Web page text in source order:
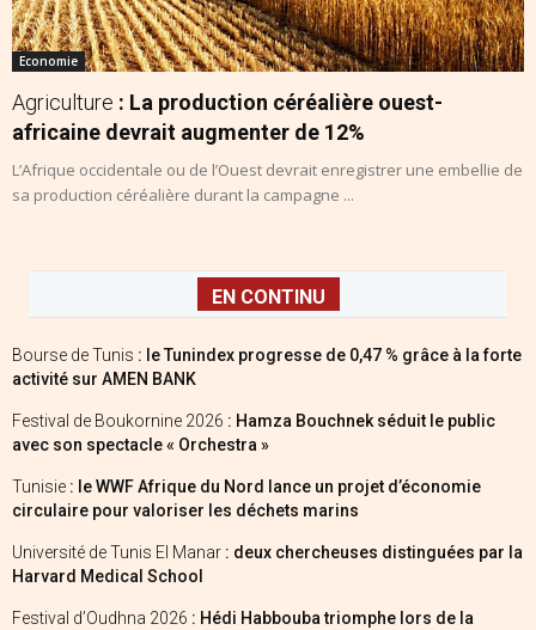
Economie
Agriculture : La production céréalière ouest-
africaine devrait augmenter de 12%
L’Afrique occidentale ou de l’Ouest devrait enregistrer une embellie de
sa production céréalière durant la campagne ...
EN CONTINU
Bourse de Tunis : le Tunindex progresse de 0,47 % grâce à la forte
activité sur AMEN BANK
Festival de Boukornine 2026 : Hamza Bouchnek séduit le public
avec son spectacle « Orchestra »
Tunisie : le WWF Afrique du Nord lance un projet d’économie
circulaire pour valoriser les déchets marins
Université de Tunis El Manar : deux chercheuses distinguées par la
Harvard Medical School
Festival d’Oudhna 2026 : Hédi Habbouba triomphe lors de la